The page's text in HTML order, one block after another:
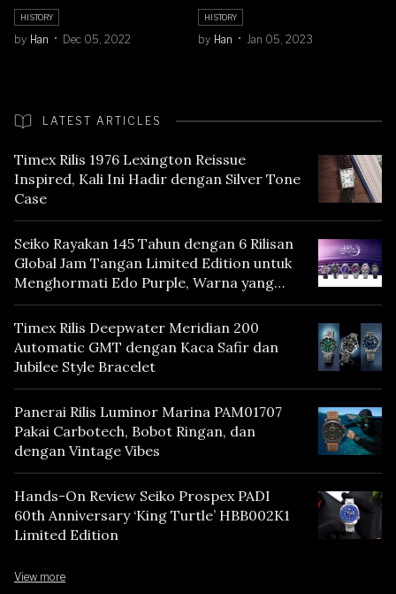
HISTORY
by Han Dec 05, 2022
HISTORY
by Han Jan 05, 2023
LATEST ARTICLES
Timex Rilis 1976 Lexington Reissue
Inspired, Kali Ini Hadir dengan Silver Tone
Case
Seiko Rayakan 145 Tahun dengan 6 Rilisan
Global Jam Tangan Limited Edition untuk
Menghormati Edo Purple, Warna yang
Mencerminkan Warisan Tokyo
Timex Rilis Deepwater Meridian 200
Automatic GMT dengan Kaca Safir dan
Jubilee Style Bracelet
Panerai Rilis Luminor Marina PAM01707
Pakai Carbotech, Bobot Ringan, dan
dengan Vintage Vibes
Hands-On Review Seiko Prospex PADI
60th Anniversary ‘King Turtle’ HBB002K1
Limited Edition
View more